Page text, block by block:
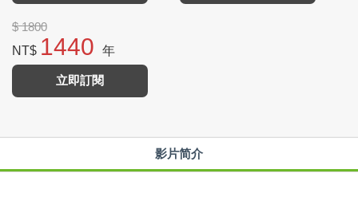
$ 1800
NT$ 1440 年
立即訂閱
影片简介